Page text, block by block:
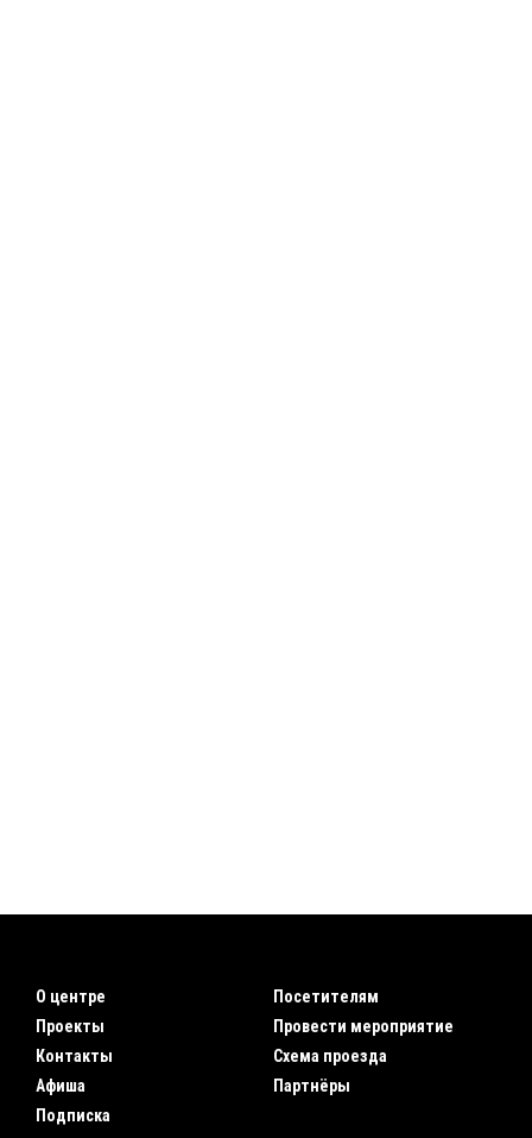
О центре
Проекты
Контакты
Афиша
Подписка
Посетителям
Провести мероприятие
Схема проезда
Партнёры